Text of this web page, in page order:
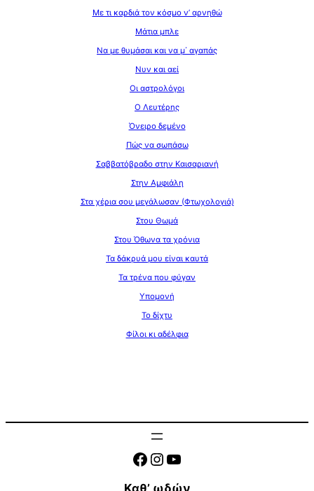
Με τι καρδιά τον κόσμο ν’ αρνηθώ
Μάτια μπλε
Να με θυμάσαι και να μ΄ αγαπάς
Νυν και αεί
Οι αστρολόγοι
Ο Λευτέρης
Όνειρο δεμένο
Πώς να σωπάσω
Σαββατόβραδο στην Καισαριανή
Στην Αμφιάλη
Στα χέρια σου μεγάλωσαν (Φτωχολογιά)
Στου Θωμά
Στου Όθωνα τα χρόνια
Τα δάκρυά μου είναι καυτά
Τα τρένα που φύγαν
Υπομονή
Το δίχτυ
Φίλοι κι αδέλφια
Facebook
Instagram
YouTube